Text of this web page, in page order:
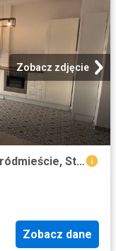
Zobacz zdjęcie
Mieszkanie na wynajem, Gliwice, Śródmieście, Styczyńskiego
Zobacz dane